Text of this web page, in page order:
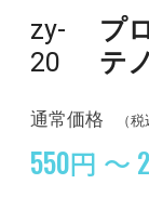
zy-
20
プ
テ
通常価格 （税
550円 ～